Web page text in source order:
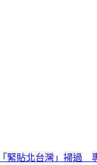
！獎落南北2縣市